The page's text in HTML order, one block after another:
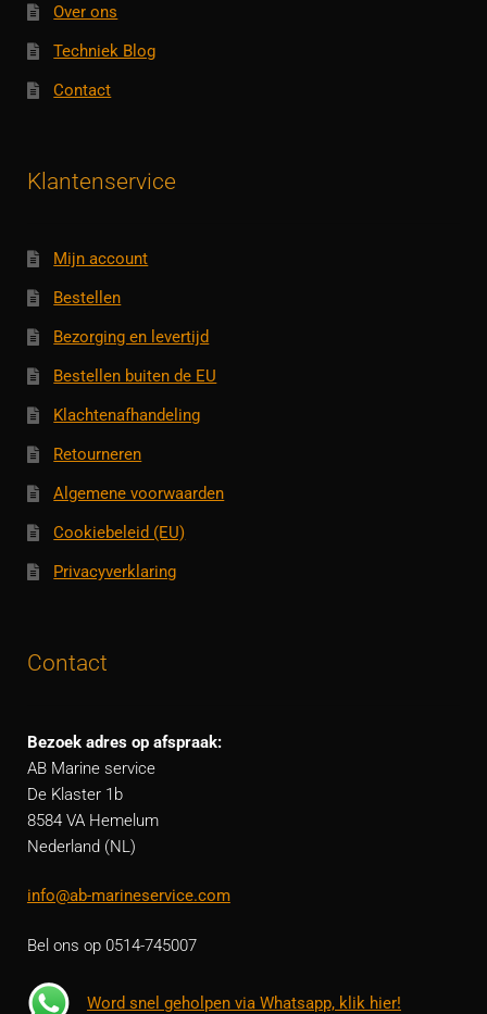
Over ons
Techniek Blog
Contact
Klantenservice
Mijn account
Bestellen
Bezorging en levertijd
Bestellen buiten de EU
Klachtenafhandeling
Retourneren
Algemene voorwaarden
Cookiebeleid (EU)
Privacyverklaring
Contact
Bezoek adres op afspraak:
AB Marine service
De Klaster 1b
8584 VA Hemelum
Nederland (NL)
info@ab-marineservice.com
Bel ons op 0514-745007
Word snel geholpen via Whatsapp, klik hier!